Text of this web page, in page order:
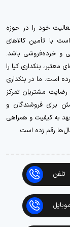
کیا با بیش از سه دهه سابقه، از سال ۱۳۷۰ فعالیت خود را در حوزه
با تأمین کالاهای
و خرده‌فروشی باشد.
بنکداری کیا را
است. ما در بنکداری
مشتریان تمرکز
برای فروشندگان و
به کیفیت و همراهی
رقم زده است.
تلفن
موبایل